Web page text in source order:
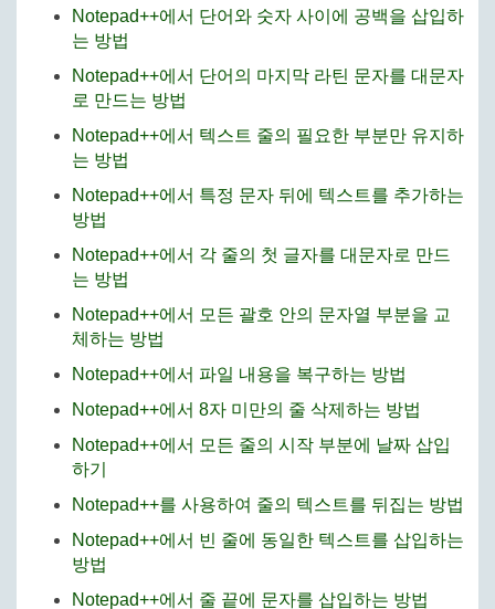
Notepad++에서 단어와 숫자 사이에 공백을 삽입하
는 방법
Notepad++에서 단어의 마지막 라틴 문자를 대문자
로 만드는 방법
Notepad++에서 텍스트 줄의 필요한 부분만 유지하
는 방법
Notepad++에서 특정 문자 뒤에 텍스트를 추가하는
방법
Notepad++에서 각 줄의 첫 글자를 대문자로 만드
는 방법
Notepad++에서 모든 괄호 안의 문자열 부분을 교
체하는 방법
Notepad++에서 파일 내용을 복구하는 방법
Notepad++에서 8자 미만의 줄 삭제하는 방법
Notepad++에서 모든 줄의 시작 부분에 날짜 삽입
하기
Notepad++를 사용하여 줄의 텍스트를 뒤집는 방법
Notepad++에서 빈 줄에 동일한 텍스트를 삽입하는
방법
Notepad++에서 줄 끝에 문자를 삽입하는 방법